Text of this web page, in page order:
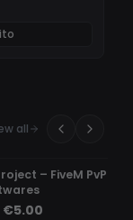
all
– FiveM PvP
€5.00